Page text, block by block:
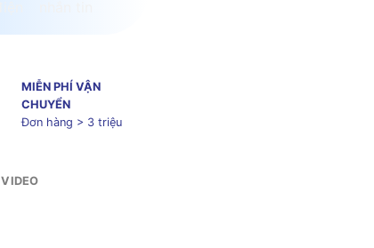
MIỄN PHÍ VẬN
CHUYỂN
Đơn hàng > 3 triệu
VIDEO